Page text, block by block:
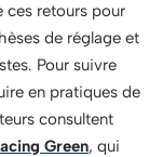
ces retours pour
de réglage et
Pour suivre
en pratiques de
consultent
Green, qui